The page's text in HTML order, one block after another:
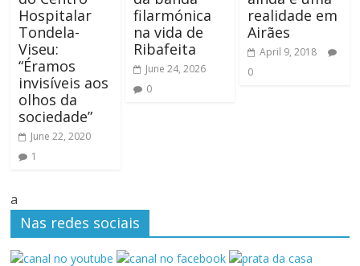
Hospitalar
Tondela-
Viseu:
“Éramos
invisíveis aos
olhos da
sociedade”
June 22, 2020
1
filarmónica
na vida de
Ribafeita
June 24, 2026
0
realidade em
Airães
April 9, 2018
0
a
Nas redes sociais